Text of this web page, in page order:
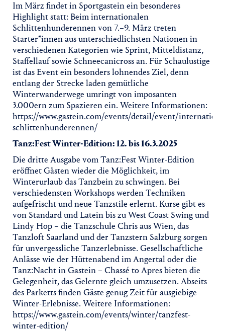
Im März findet in Sportgastein ein besonderes
Highlight statt: Beim internationalen
Schlittenhunderennen von 7.–9. März treten
Starter*innen aus unterschiedlichsten Nationen in
verschiedenen Kategorien wie Sprint, Mitteldistanz,
Staffellauf sowie Schneecanicross an. Für Schaulustige
ist das Event ein besonders lohnendes Ziel, denn
entlang der Strecke laden gemütliche
Winterwanderwege umringt von imposanten
3.000ern zum Spazieren ein. Weitere Informationen:
https://www.gastein.com/events/detail/event/
schlittenhunderennen/
Tanz:Fest Winter-Edition: 12. bis 16.3.2025
Die dritte Ausgabe vom Tanz:Fest Winter-Edition
eröffnet Gästen wieder die Möglichkeit, im
Winterurlaub das Tanzbein zu schwingen. Bei
verschiedensten Workshops werden Techniken
aufgefrischt und neue Tanzstile erlernt. Kurse gibt es
von Standard und Latein bis zu West Coast Swing und
Lindy Hop – die Tanzschule Chris aus Wien, das
Tanzloft Saarland und der Tanzstern Salzburg sorgen
für unvergessliche Tanzerlebnisse. Gesellschaftliche
Anlässe wie der Hüttenabend im Angertal oder die
Tanz:Nacht in Gastein – Chassé to Apres bieten die
Gelegenheit, das Gelernte gleich umzusetzen. Abseits
des Parketts finden Gäste genug Zeit für ausgiebige
Winter-Erlebnisse. Weitere Informationen:
https://www.gastein.com/events/winter/tanzfest-
winter-edition/